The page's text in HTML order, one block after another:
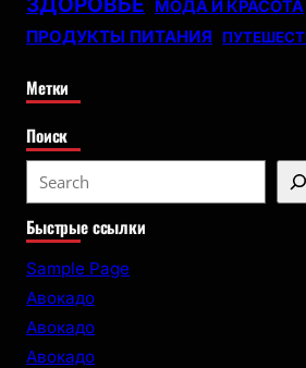
ЗДОРОВЬЕ МОДА И КРАСОТА
ПРОДУКТЫ ПИТАНИЯ
Метки
Поиск
e
a
r
Быстрые ссылки
Sample Page
Авокадо
Авокадо
Авокадо